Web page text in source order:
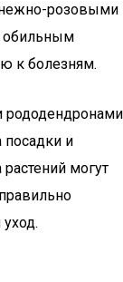
розовыми
обильным
к болезням.
рододендронами
посадки и
могут